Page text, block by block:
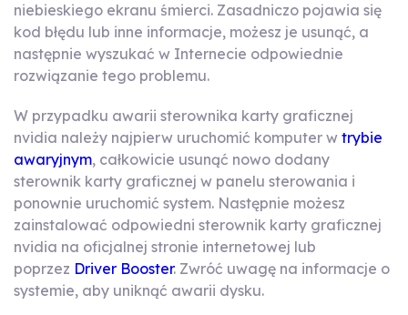
niebieskiego ekranu śmierci. Zasadniczo pojawia się
kod błędu lub inne informacje, możesz je usunąć, a
następnie wyszukać w Internecie odpowiednie
rozwiązanie tego problemu.
W przypadku awarii sterownika karty graficznej
nvidia należy najpierw uruchomić komputer w trybie
awaryjnym, całkowicie usunąć nowo dodany
sterownik karty graficznej w panelu sterowania i
ponownie uruchomić system. Następnie możesz
zainstalować odpowiedni sterownik karty graficznej
nvidia na oficjalnej stronie internetowej lub
poprzez Driver Booster. Zwróć uwagę na informacje o
systemie, aby uniknąć awarii dysku.